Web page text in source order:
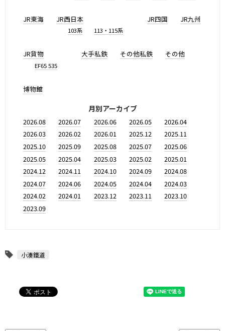
JR東海 JR西日本
103系 113・115系
JR四国 JR九州
JR貨物
EF65 535
大手私鉄 その他私鉄 その他
博物館
月別アーカイブ
2026.08 2026.07 2026.06 2026.05
2026.04
2026.03
2026.02 2026.01 2025.12
2025.11
2025.10
2025.09 2025.08 2025.07
2025.06
2025.05
2025.04 2025.03 2025.02
2025.01
2024.12
2024.11 2024.10 2024.09
2024.08
2024.07
2024.06 2024.05 2024.04
2024.03
2024.02
2024.01 2023.12 2023.11
2023.10
2023.09
小湊鐵道